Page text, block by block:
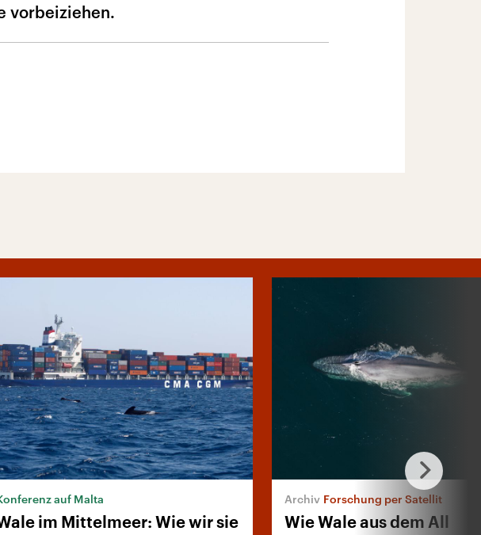
vorbeiziehen.
auf Malta
im Mittelmeer: Wie wir sie
Forschung per Satellit
Wie Wale aus dem All